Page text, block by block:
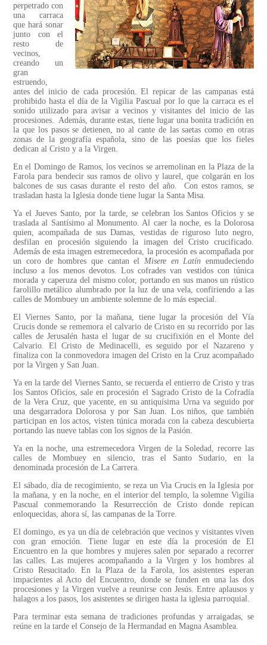
perpetrado con
una carraca
que hará sonar
junto con el
resto de
vecinos,
creando un
gran
estruendo,
antes del inicio de cada procesión. El repicar de las campanas está
prohibido hasta el día de la Vigilia Pascual por lo que la carraca es el
sonido utilizado para avisar a vecinos y visitantes del inicio de las
procesiones. Además, durante estas, tiene lugar una bonita tradición en
la que los pasos se detienen, no al cante de las saetas como en otras
zonas de la geografía española, sino de las poesías que los fieles
dedican al Cristo y a la Virgen.
En el Domingo de Ramos, los vecinos se arremolinan en la Plaza de la
Farola para bendecir sus ramos de olivo y laurel, que colgarán en los
balcones de sus casas durante el resto del año. Con estos ramos, se
trasladan hasta la Iglesia donde tiene lugar la Santa Misa.
Ya el Jueves Santo, por la tarde, se celebran los Santos Oficios y se
traslada al Santísimo al Monumento. Al caer la noche, es la Dolorosa
quien, acompañada de sus Damas, vestidas de riguroso luto negro,
desfilan en procesión siguiendo la imagen del Cristo crucificado.
Además de esta imagen estremecedora, la procesión es acompañada por
un coro de hombres que cantan el Misere en Latín enmudeciendo
incluso a los menos devotos. Los cofrades van vestidos con túnica
morada y caperuza del mismo color, portando en sus manos un rústico
farolillo metálico alumbrado por la luz de una vela, confiriendo a las
calles de Mombuey un ambiente solemne de lo más especial.
El Viernes Santo, por la mañana, tiene lugar la procesión del Vía
Crucis donde se rememora el calvario de Cristo en su recorrido por las
calles de Jerusalén hasta el lugar de su crucifixión en el Monte del
Calvario. El Cristo de Medinacelli, es seguido por el Nazareno y
finaliza con la conmovedora imagen del Cristo en la Cruz acompañado
por la Virgen y San Juan.
Ya en la tarde del Viernes Santo, se recuerda el entierro de Cristo y tras
los Santos Oficios, sale en procesión el Sagrado Cristo de la Cofradía
de la Vera Cruz, que yacente, en su antiquísima Urna va seguido por
una desgarradora Dolorosa y por San Juan. Los niños, que también
participan en los actos, visten túnica morada con la cabeza descubierta
portando las nueve tablas con los signos de la Pasión.
Ya en la noche, una estremecedora Virgen de la Soledad, recorre las
calles de Mombuey en silencio, tras el Santo Sudario, en la
denominada procesión de La Carrera.
El sábado, día de recogimiento, se reza un Via Crucis en la Iglesia por
la mañana, y en la noche, en el interior del templo, la solemne Vigilia
Pascual conmemorando la Resurrección de Cristo donde repican
enloquecidas, ahora sí, las campanas de la Torre.
El domingo, es ya un día de celebración que vecinos y visitantes viven
con gran emoción. Tiene lugar en este día la procesión de El
Encuentro en la que hombres y mujeres salen por separado a recorrer
las calles. Las mujeres acompañando a la Virgen y los hombres al
Cristo Resucitado. En la Plaza de la Farola, los asistentes esperan
impacientes al Acto del Encuentro, donde se funden en una las dos
procesiones y la Virgen vuelve a reunirse con Jesús. Entre aplausos y
halagos a los pasos, los asistentes se dirigen hasta la iglesia parroquial.
Para terminar esta semana de tradiciones profundas y arraigadas, se
reúne en la tarde el Consejo de la Hermandad en Magna Asamblea.